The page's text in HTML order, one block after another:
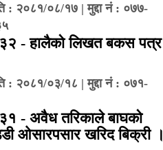
: २०८१/०८/१७ | मुद्दा नं : ०७७-
- हालैको लिखत बकस पत्र
: २०८१/०३/१८ | मुद्दा नं : ०७१-
- अवैध तरिकाले बाघको
ओसारपसार खरिद बिक्री ।